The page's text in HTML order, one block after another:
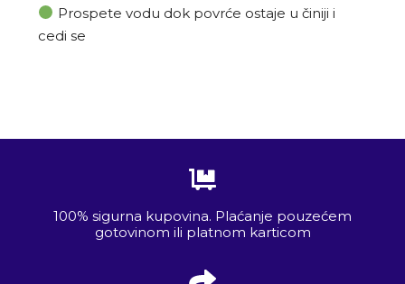
Prospete vodu dok povrće ostaje u činiji i
cedi se
100% sigurna kupovina. Plaćanje pouzećem
gotovinom ili platnom karticom